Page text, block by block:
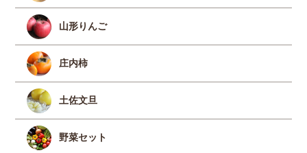
山形りんご
庄内柿
土佐文旦
野菜セット